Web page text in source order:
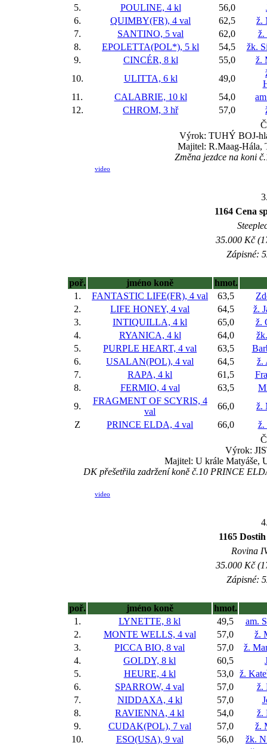
5.
POULINE, 4 kl 56,0
6.
QUIMBY(FR), 4 val 62,5
ž.
7.
SANTINO, 5 val 62,0
ž.
8.
EPOLETTA(POL*), 5 kl 54,5
žk.
9.
CINCÉR, 8 kl 55,0
ž.
10.
ULITTA, 6 kl 49,0
11.
CALABRIE, 10 kl 54,0
12.
CHROM, 3 hř 57,0
Výrok: TUHÝ BOJ-
Majitel: R.Maag-Hála,
Změna jezdce na koni
video
1164 Cena
35.000 Kč
Zápisné:
poř. jméno koně
hmot.
1.
FANTASTIC LIFE(FR), 4 val 63,5
2.
LIFE HONEY, 4 val 64,5
ž.
3.
INTIQUILLA, 4 kl 65,0
ž.
4.
RYANICA, 4 kl 64,0
5.
PURPLE HEART, 4 val 63,5
6.
USALAN(POL), 4 val 64,5
ž.
7.
RAPA, 4 kl 61,5
8.
FERMIO, 4 val 63,5
9.
FRAGMENT OF SCYRIS, 4
val
66,0
ž.
Z
PRINCE ELDA, 4 val 66,0
ž.
Výrok:
Majitel: U krále Matyáše,
DK přešetřila zadržení koně č.10 PRINCE
video
1165
Rovina
35.000 Kč
Zápisné:
poř. jméno koně
hmot.
1.
LYNETTE, 8 kl 49,5
am.
2.
MONTE WELLS, 4 val 57,0
ž.
3.
PICCA BIO, 8 val 57,0
ž.
4.
GOLDY, 8 kl 60,5
5.
HEURE, 4 kl 53,0 ž.
6.
SPARROW, 4 val 57,0
ž.
7.
NIDDAXA, 4 kl 57,0
8.
RAVIENNA, 4 kl 54,0
ž.
9.
CUDAK(POL), 7 val 57,0
ž.
10.
ESO(USA), 9 val 56,0
žk.